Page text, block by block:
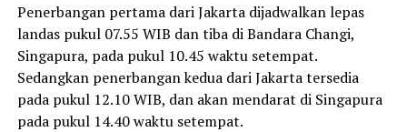
Penerbangan pertama dari Jakarta dijadwalkan lepas
landas pukul 07.55 WIB dan tiba di Bandara Changi,
Singapura, pada pukul 10.45 waktu setempat.
Sedangkan penerbangan kedua dari Jakarta tersedia
pada pukul 12.10 WIB, dan akan mendarat di Singapura
pada pukul 14.40 waktu setempat.